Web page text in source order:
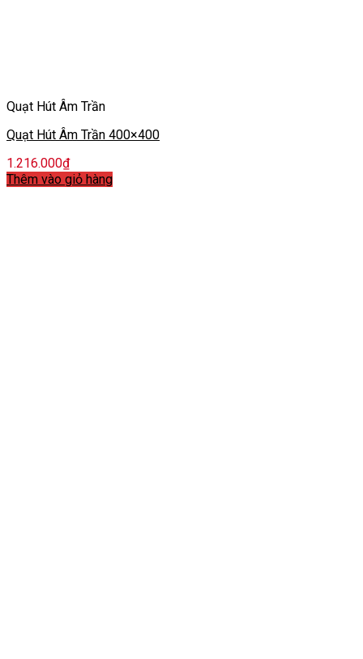
Quạt Hút Âm Trần
Quạt Hút Âm Trần 400×400
1.216.000₫
Thêm vào giỏ hàng